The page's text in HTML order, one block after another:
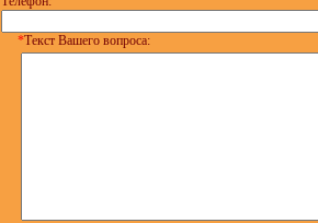
*Текст Вашего вопроса: